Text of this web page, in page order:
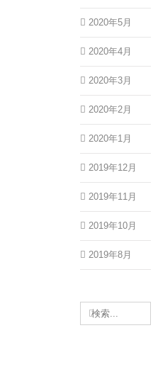
2020年5月
2020年4月
2020年3月
2020年2月
2020年1月
2019年12月
2019年11月
2019年10月
2019年8月
索